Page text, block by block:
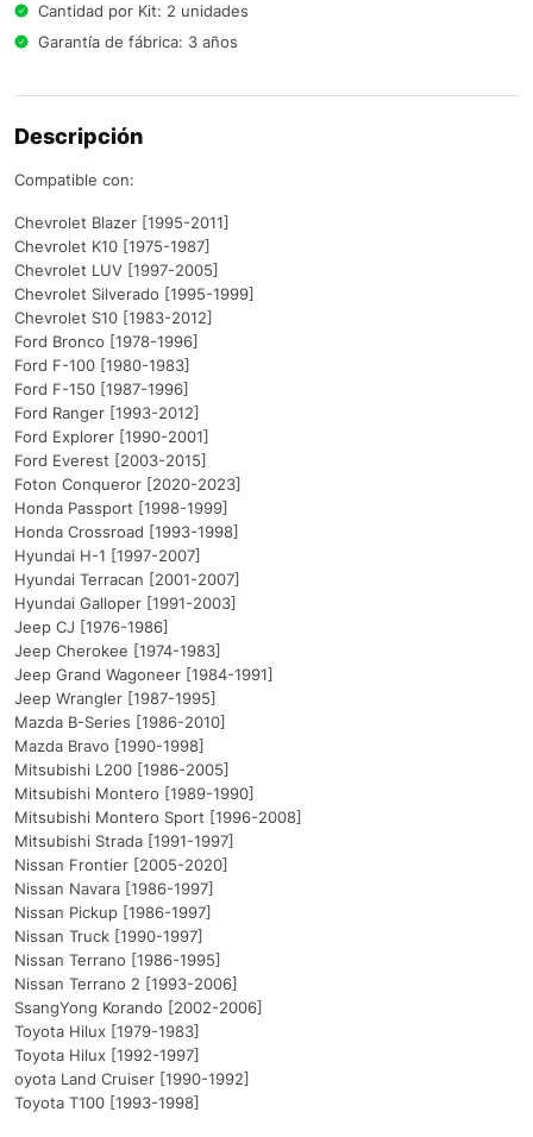
Cantidad por Kit: 2 unidades
Garantía de fábrica: 3 años
Descripción
Compatible con:
Chevrolet Blazer [1995-2011]
Chevrolet K10 [1975-1987]
Chevrolet LUV [1997-2005]
Chevrolet Silverado [1995-1999]
Chevrolet S10 [1983-2012]
Ford Bronco [1978-1996]
Ford F-100 [1980-1983]
Ford F-150 [1987-1996]
Ford Ranger [1993-2012]
Ford Explorer [1990-2001]
Ford Everest [2003-2015]
Foton Conqueror [2020-2023]
Honda Passport [1998-1999]
Honda Crossroad [1993-1998]
Hyundai H-1 [1997-2007]
Hyundai Terracan [2001-2007]
Hyundai Galloper [1991-2003]
Jeep CJ [1976-1986]
Jeep Cherokee [1974-1983]
Jeep Grand Wagoneer [1984-1991]
Jeep Wrangler [1987-1995]
Mazda B-Series [1986-2010]
Mazda Bravo [1990-1998]
Mitsubishi L200 [1986-2005]
Mitsubishi Montero [1989-1990]
Mitsubishi Montero Sport [1996-2008]
Mitsubishi Strada [1991-1997]
Nissan Frontier [2005-2020]
Nissan Navara [1986-1997]
Nissan Pickup [1986-1997]
Nissan Truck [1990-1997]
Nissan Terrano [1986-1995]
Nissan Terrano 2 [1993-2006]
SsangYong Korando [2002-2006]
Toyota Hilux [1979-1983]
Toyota Hilux [1992-1997]
oyota Land Cruiser [1990-1992]
Toyota T100 [1993-1998]